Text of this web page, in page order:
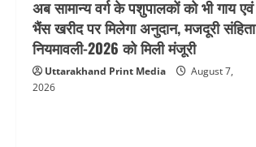
अब सामान्य वर्ग के पशुपालकों को भी गाय एवं
भैंस खरीद पर मिलेगा अनुदान, मजदूरी संहिता
नियमावली-2026 को मिली मंजूरी
Uttarakhand Print Media
August 7,
2026